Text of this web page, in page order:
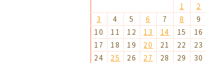
1
2
3
4 5 6 7 8
9
10
11 12 13 14 15
16
17
18 19 20 21 22
23
24
25 26 27 28 29 30